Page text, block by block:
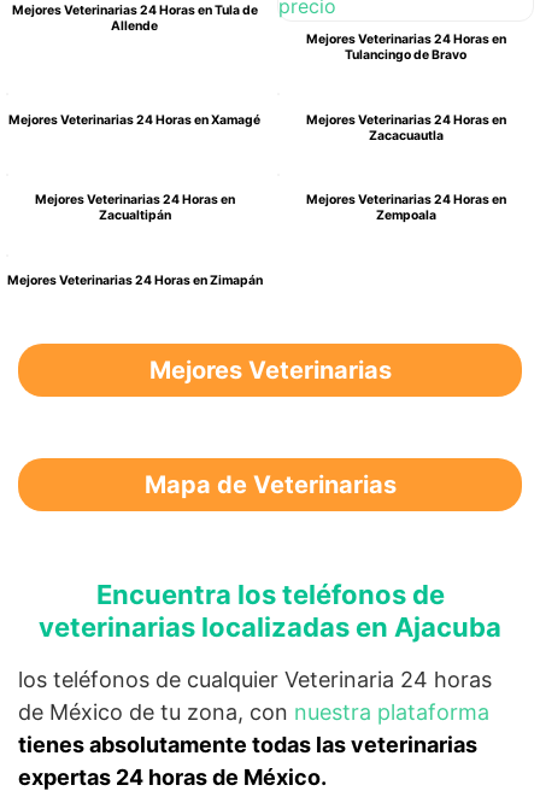
Mejores Veterinarias 24 Horas en Tula de
Allende
Mejores Veterinarias 24 Horas en
Tulancingo de Bravo
Mejores Veterinarias 24 Horas en Xamagé
Mejores Veterinarias 24 Horas en
Zacacuautla
Mejores Veterinarias 24 Horas en
Zacualtipán
Mejores Veterinarias 24 Horas en
Zempoala
Mejores Veterinarias 24 Horas en Zimapán
Mejores Veterinarias
Mapa de Veterinarias
Encuentra los teléfonos de
veterinarias localizadas en Ajacuba
los teléfonos de cualquier Veterinaria 24 horas
de México de tu zona, con nuestra plataforma
tienes absolutamente todas las veterinarias
expertas 24 horas de México.